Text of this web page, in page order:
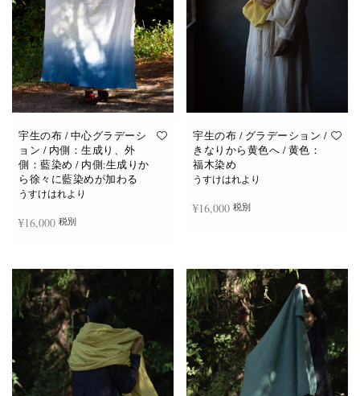
宇生の布 / 中心グラデーシ
ョン / 内側：生成り、外
側：藍染め / 内側:生成りか
ら徐々に藍染めが加わる
うすけはれより
¥16,000 税別
宇生の布 / グラデーション /
きなりから黄色へ / 黄色：
福木染め
うすけはれより
¥16,000 税別